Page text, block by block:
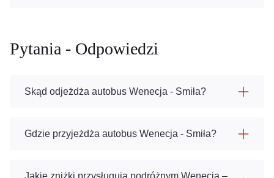
Pytania - Odpowiedzi
Skąd odjeżdża autobus Wenecja - Smiła?
Gdzie przyjeżdża autobus Wenecja - Smiła?
Jakie zniżki przysługują podróżnym Wenecja –